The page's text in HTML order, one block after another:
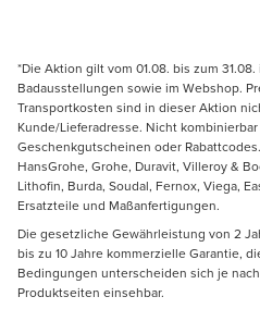
*Die Aktion gilt vom 01.08. bis zum
Badausstellungen sowie im Webshop.
Transportkosten sind in dieser Aktion
Kunde/Lieferadresse. Nicht
Geschenkgutscheinen oder
HansGrohe, Grohe, Duravit, Villeroy &
Lithofin, Burda, Soudal, Fernox, Viega,
Ersatzteile und Maßanfertigungen.
Die gesetzliche Gewährleistung von 2
bis zu 10 Jahre kommerzielle Garantie,
Bedingungen unterscheiden sich je
Produktseiten einsehbar.